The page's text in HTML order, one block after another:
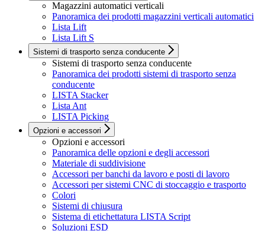
Magazzini automatici verticali
Panoramica dei prodotti magazzini verticali automatici
Lista Lift
Lista Lift S
Sistemi di trasporto senza conducente
Sistemi di trasporto senza conducente
Panoramica dei prodotti sistemi di trasporto senza
conducente
LISTA Stacker
Lista Ant
LISTA Picking
Opzioni e accessori
Opzioni e accessori
Panoramica delle opzioni e degli accessori
Materiale di suddivisione
Accessori per banchi da lavoro e posti di lavoro
Accessori per sistemi CNC di stoccaggio e trasporto
Colori
Sistemi di chiusura
Sistema di etichettatura LISTA Script
Soluzioni ESD